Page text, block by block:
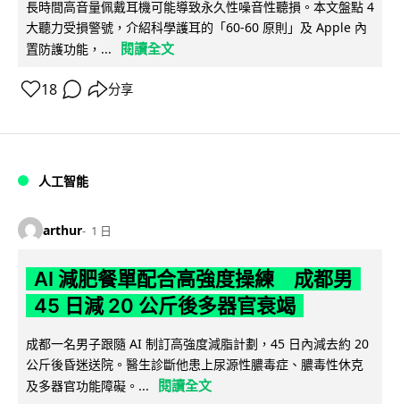
長時間高音量佩戴耳機可能導致永久性噪音性聽損。本文盤點 4
大聽力受損警號，介紹科學護耳的「60-60 原則」及 Apple 內
置防護功能，...
閱讀全文
18 分享
人工智能
arthur 1 日
AI 減肥餐單配合高強度操練 成都男
45 日減 20 公斤後多器官衰竭
成都一名男子跟隨 AI 制訂高強度減脂計劃，45 日內減去約 20
公斤後昏迷送院。醫生診斷他患上尿源性膿毒症、膿毒性休克
及多器官功能障礙。...
閱讀全文